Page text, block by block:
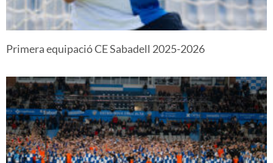
Primera equipació CE Sabadell 2025-2026